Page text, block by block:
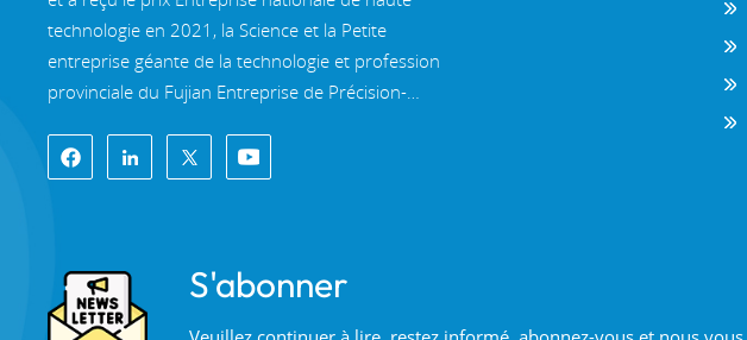
technologie en 2021, la Science et la Petite
entreprise géante de la technologie et profession
provinciale du Fujian Entreprise de Précision-
dans le belle ville côtière du sud-est, Fuzhou, une
célèbre ville optique en Chine. WTS dispose de
technique qualifié et d'un système de traitement
optique complet, système de revêtement, système
S'abonner